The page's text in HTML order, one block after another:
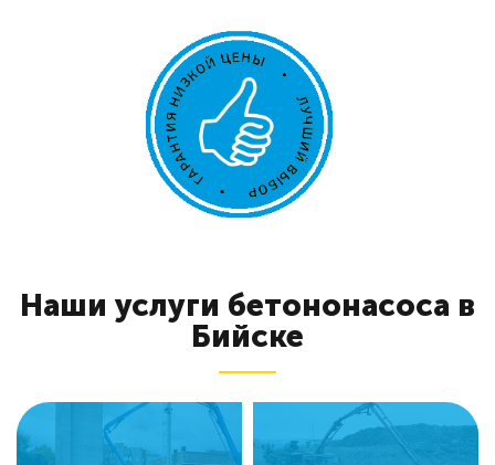
Наши услуги бетононасоса в
Бийске